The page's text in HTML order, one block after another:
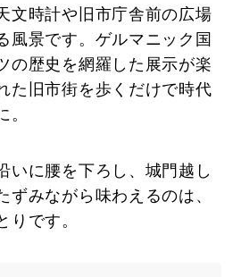
文時計や旧市庁舎前の広場
風景です。ゲルマニック国
の歴史を網羅した展示が楽
た旧市街を歩くだけで時代
いに腰を下ろし、城門越し
みながら味わえるのは、
です。